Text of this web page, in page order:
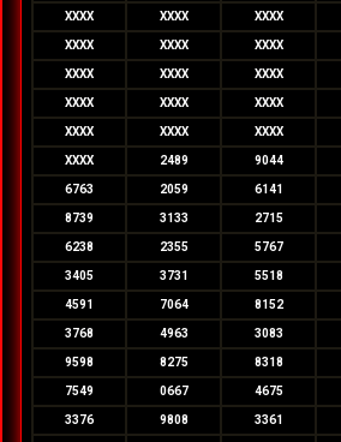
XXXX XXXX XXXX
XXXX XXXX XXXX
XXXX XXXX XXXX
XXXX XXXX XXXX
XXXX XXXX XXXX
XXXX 2489 9044
6763 2059 6141
8739 3133 2715
6238 2355 5767
3405 3731 5518
4591 7064 8152
3768 4963 3083
9598 8275 8318
7549 0667 4675
3376 9808 3361